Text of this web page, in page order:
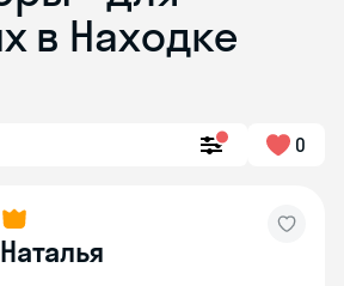
в Находке
0
Наталья